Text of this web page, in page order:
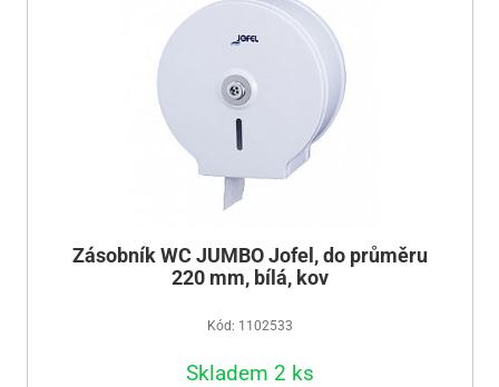
Zásobník WC JUMBO Jofel, do průměru
220 mm, bílá, kov
Kód: 1102533
Skladem 2 ks